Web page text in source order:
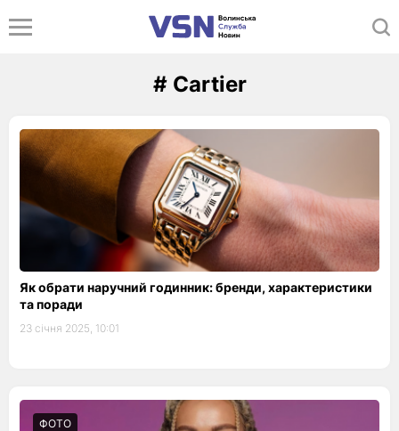
# Cartier
Як обрати наручний годинник: бренди, характеристики
та поради
23 січня 2025, 10:01
ФОТО